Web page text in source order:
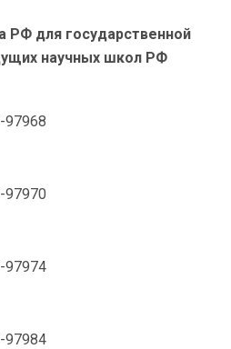
РФ для государственной
научных школ РФ
97968
97970
97974
97984